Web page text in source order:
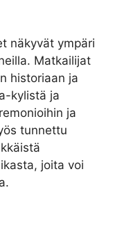
näkyvät ympäri
Matkailijat
historiaan ja
kylistä ja
ja
tunnettu
joita voi